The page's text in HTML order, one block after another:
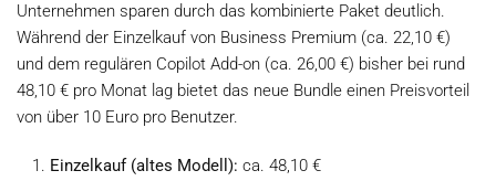
Unternehmen sparen durch das kombinierte Paket deutlich.
Während der Einzelkauf von Business Premium (ca. 22,10 €)
und dem regulären Copilot Add-on (ca. 26,00 €) bisher bei rund
48,10 € pro Monat lag bietet das neue Bundle einen Preisvorteil
von über 10 Euro pro Benutzer.
Einzelkauf (altes Modell): ca. 48,10 €